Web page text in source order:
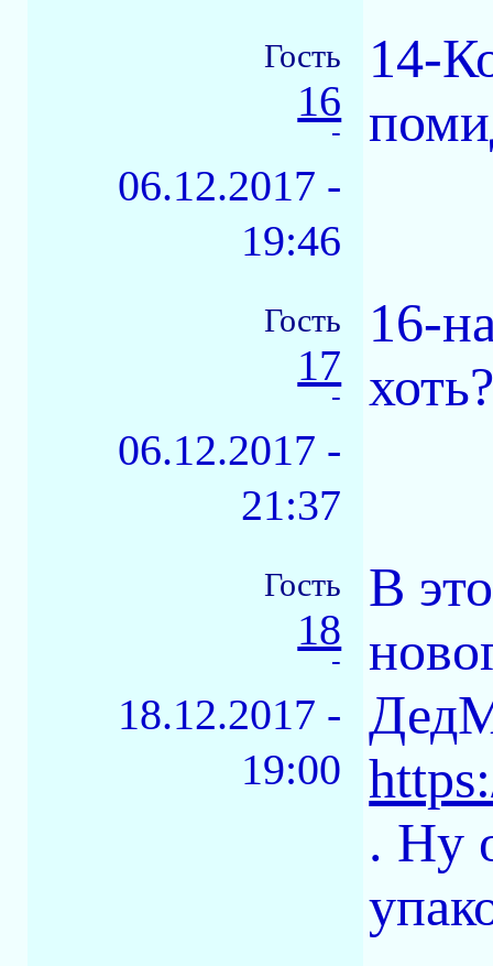
Гость
16
-
06.12.2017 -
19:46
14-
Гость
17
-
06.12.2017 -
21:37
16-
Гость
18
-
18.12.2017 -
19:00
В
. Ну